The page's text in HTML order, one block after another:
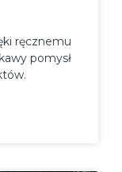
ręcznemu
pomysł